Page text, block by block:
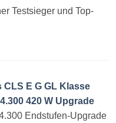
Testsieger und Top-
CLS E G GL Klasse
420 W Upgrade
Endstufen-Upgrade